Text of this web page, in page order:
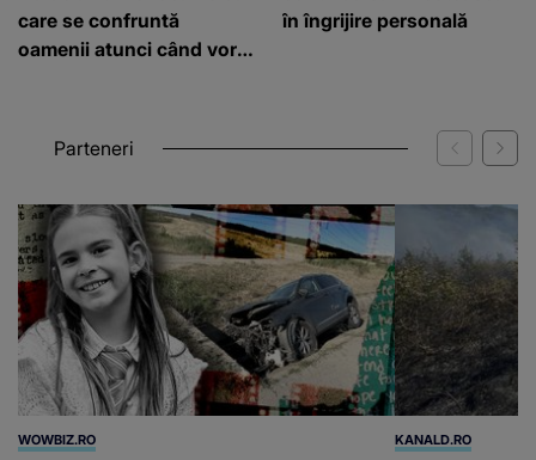
care se confruntă
oamenii atunci când vor
în îngrijire personală
Parteneri
WOWBIZ.RO KANALD.RO